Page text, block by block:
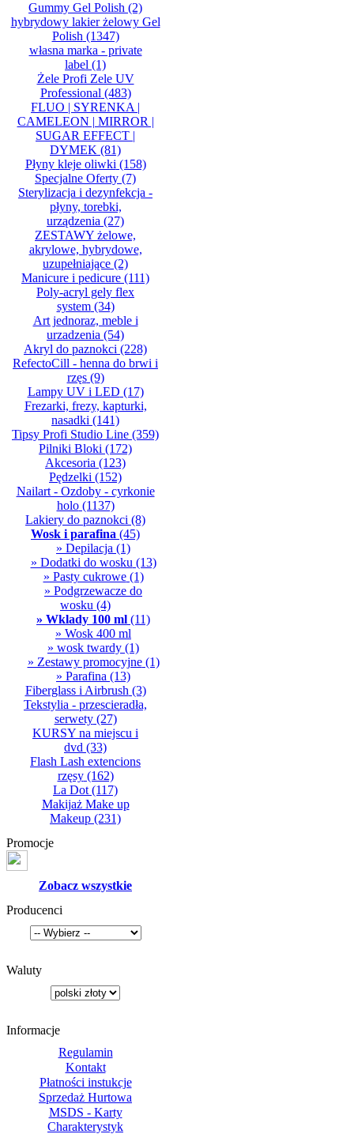
Gummy Gel Polish (2)
hybrydowy lakier żelowy Gel
Polish (1347)
własna marka - private
label (1)
Żele Profi Zele UV
Professional (483)
FLUO | SYRENKA |
CAMELEON | MIRROR |
SUGAR EFFECT |
DYMEK (81)
Płyny kleje oliwki (158)
Specjalne Oferty (7)
Sterylizacja i dezynfekcja -
płyny, torebki,
urządzenia (27)
ZESTAWY żelowe,
akrylowe, hybrydowe,
uzupełniające (2)
Manicure i pedicure (111)
Poly-acryl gely flex
system(34)
Art jednoraz, meble i
urzadzenia (54)
Akryl do paznokci (228)
RefectoCill - henna do brwi i
rzęs(9)
Lampy UV i LED (17)
Frezarki, frezy, kapturki,
nasadki (141)
Tipsy Profi Studio Line (359)
Pilniki Bloki (172)
Akcesoria (123)
Pędzelki (152)
Nailart - Ozdoby - cyrkonie
holo(1137)
Lakiery do paznokci (8)
Wosk i parafina (45)
» Depilacja (1)
» Dodatki do wosku (13)
» Pasty cukrowe(1)
» Podgrzewacze do
wosku (4)
» Wklady 100 ml (11)
» Wosk 400 ml
» wosk twardy (1)
» Zestawy promocyjne(1)
» Parafina (13)
Fiberglass i Airbrush (3)
Tekstylia - przescieradła,
serwety(27)
KURSY na miejscu i
dvd (33)
Flash Lash extencions
rzęsy(162)
La Dot (117)
Makijaż Make up
Makeup (231)
Promocje
Zobacz wszystkie
Producenci
Waluty
Informacje
Regulamin
Kontakt
Płatności instukcje
Sprzedaż Hurtowa
MSDS - Karty
Charakterystyk